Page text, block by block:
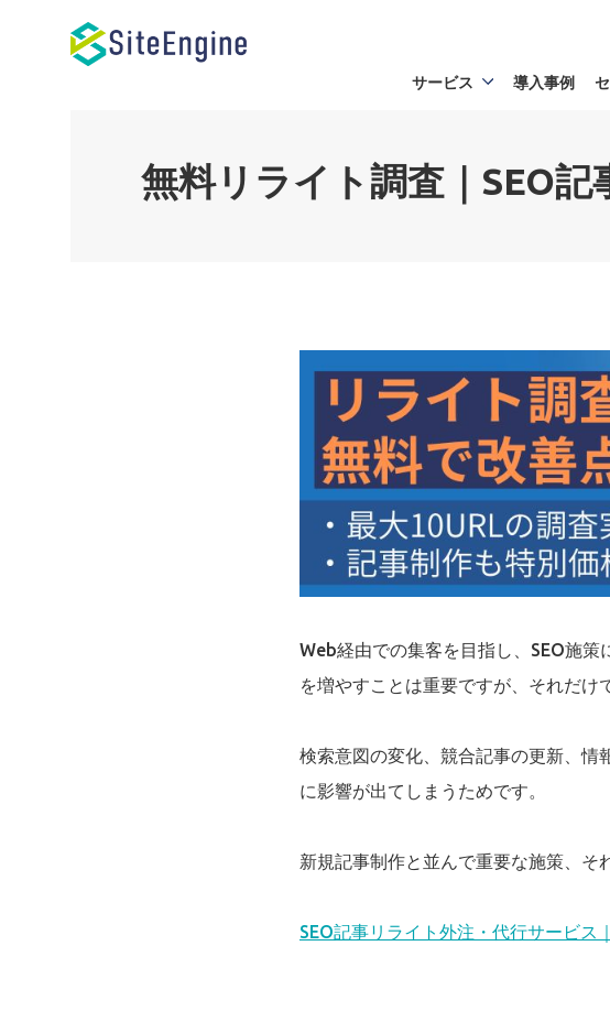
サービス 導入事例
無料リライト調査｜SEO
Web経由での集客を目指し、SEO施
を増やすことは重要ですが、それだけ
検索意図の変化、競合記事の更新、情
に影響が出てしまうためです。
新規記事制作と並んで重要な施策、そ
SEO記事リライト外注・代行サービス